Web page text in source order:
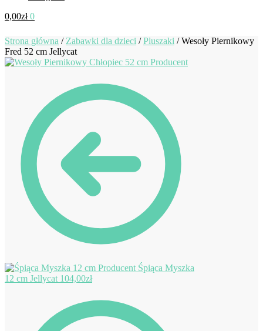
0,00zł 0
Strona główna / Zabawki dla dzieci /Pluszaki /Wesoły Piernikowy
Fred 52 cm Jellycat
Śpiąca Myszka
12 cm Jellycat 104,00zł